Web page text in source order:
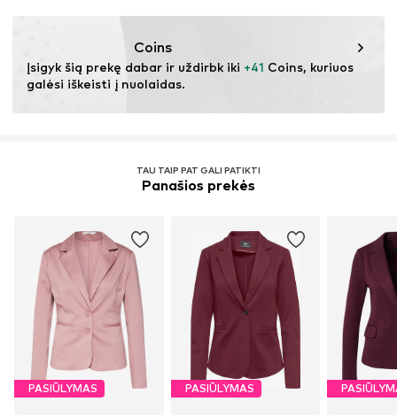
Coins
Įsigyk šią prekę dabar ir uždirbk iki +41 Coins, kuriuos
galėsi iškeisti į nuolaidas.
TAU TAIP PAT GALI PATIKTI
Panašios prekės
PASIŪLYMAS PASIŪLYMAS